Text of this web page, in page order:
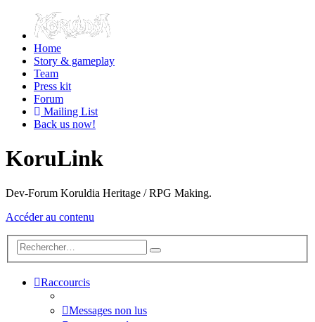
Home
Story & gameplay
Team
Press kit
Forum
Mailing List
Back us now!
KoruLink
Dev-Forum Koruldia Heritage / RPG Making.
Accéder au contenu
Raccourcis
Messages non lus